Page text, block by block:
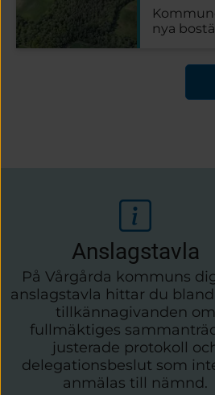
nya
att ta
Anslagstavla
På Vårgårda kommuns
anslagstavla hittar du
tillkännagivanden om
fullmäktiges
justerade protokoll
delegationsbeslut som
anmälas till nämnd.